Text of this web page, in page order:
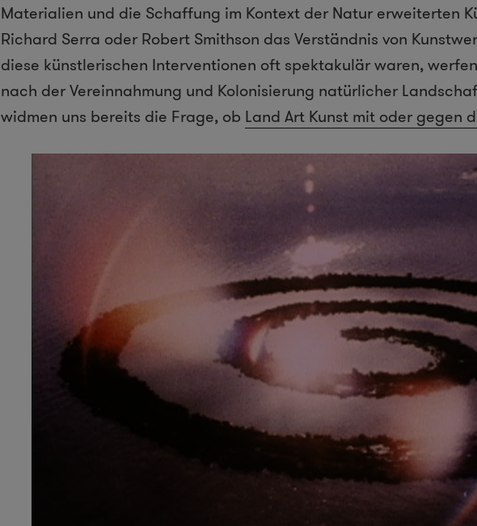
Materialien und die Schaffung im Kontext der Natur erweiterten
Richard Serra oder Robert Smithson das Verständnis von
diese künstlerischen Interventionen oft spektakulär waren,
nach der Vereinnahmung und Kolonisierung natürlicher
widmen uns bereits die Frage, ob Land Art Kunst mit oder gegen